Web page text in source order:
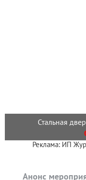
Стальная
Реклама: ИП
Анонс